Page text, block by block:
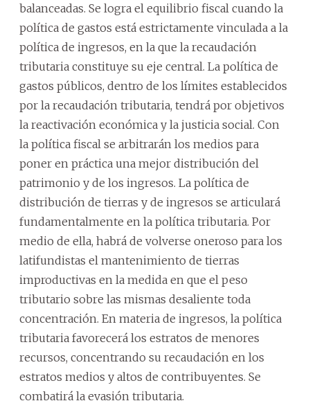
balanceadas. Se logra el equilibrio fiscal cuando la
política de gastos está estrictamente vinculada a la
política de ingresos, en la que la recaudación
tributaria constituye su eje central. La política de
gastos públicos, dentro de los límites establecidos
por la recaudación tributaria, tendrá por objetivos
la reactivación económica y la justicia social. Con
la política fiscal se arbitrarán los medios para
poner en práctica una mejor distribución del
patrimonio y de los ingresos. La política de
distribución de tierras y de ingresos se articulará
fundamentalmente en la política tributaria. Por
medio de ella, habrá de volverse oneroso para los
latifundistas el mantenimiento de tierras
improductivas en la medida en que el peso
tributario sobre las mismas desaliente toda
concentración. En materia de ingresos, la política
tributaria favorecerá los estratos de menores
recursos, concentrando su recaudación en los
estratos medios y altos de contribuyentes. Se
combatirá la evasión tributaria.